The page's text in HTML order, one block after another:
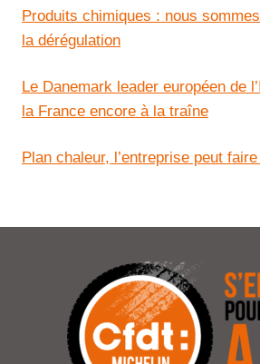
Produits chimiques : nous
la dérégulation
Le Danemark leader européen de
la France encore à la traîne
Plan chaleur, l’entreprise peut